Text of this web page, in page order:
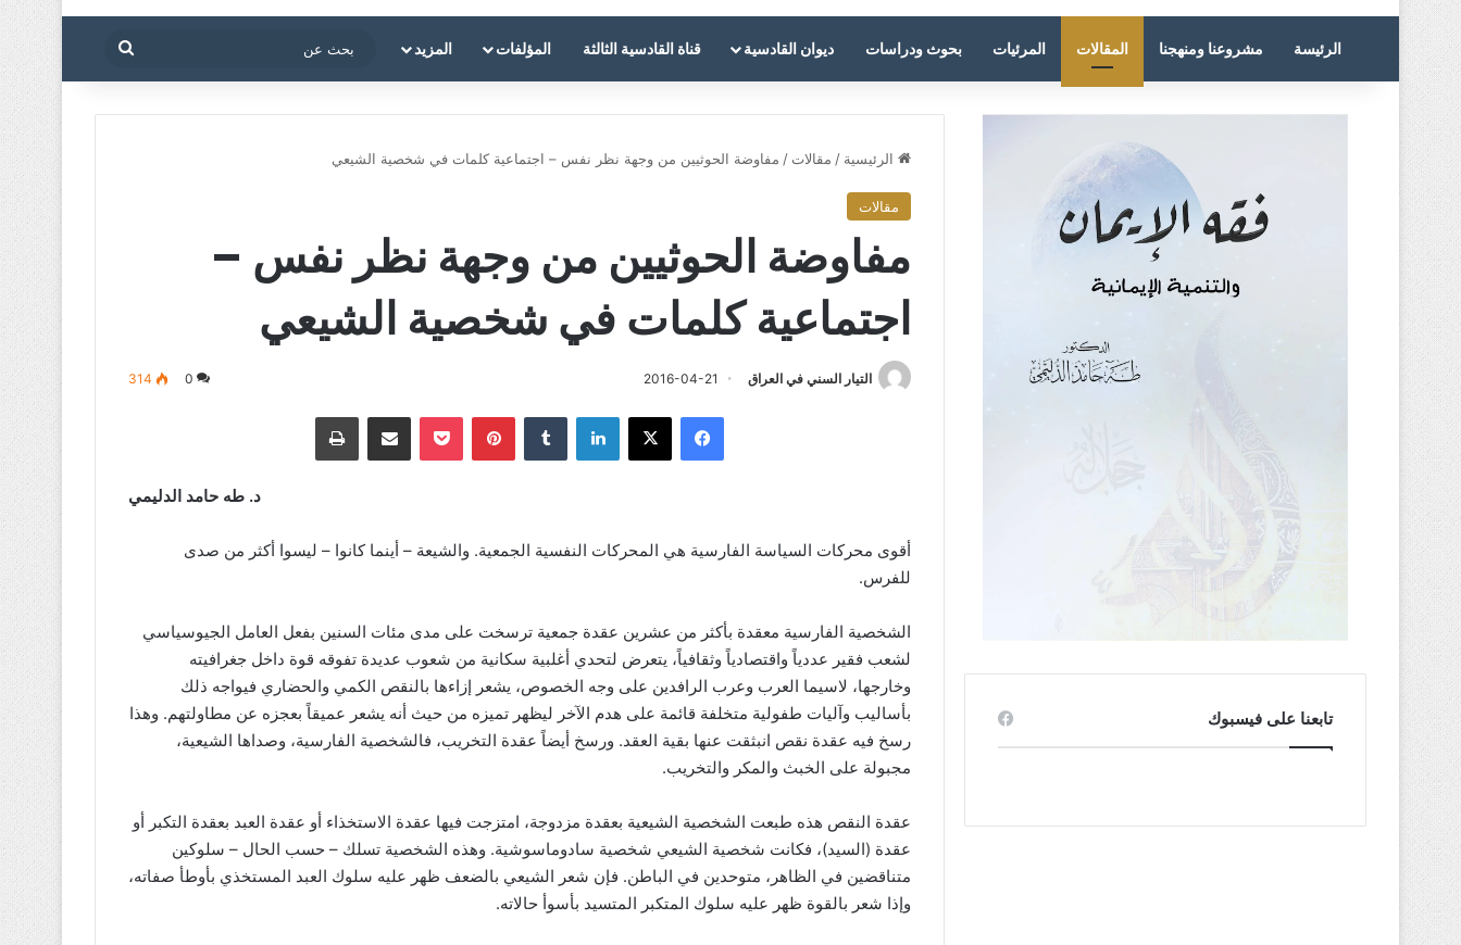
الرئيسة مشروعنا ومنهجنا المقالات المرئيات بحوث ودراسات ديوان القادسية قناة القادسية الثالثة المؤلفات المزيد
عن
الرئيسية / مقالات / مفاوضة الحوثيين من وجهة نظر نفس – اجتماعية كلمات في شخصية الشيعي
مقالات
مفاوضة الحوثيين من وجهة نظر نفس –
اجتماعية كلمات في شخصية الشيعي
التيار السني في العراق 2016-04-21
0
314
فيسبوك لينكدإن بينتيريست
د. طه حامد الدليمي
أقوى محركات السياسة الفارسية هي المحركات النفسية الجمعية. والشيعة – أينما كانوا – ليسوا أكثر من صدى
للفرس.
الشخصية الفارسية معقدة بأكثر من عشرين عقدة جمعية ترسخت على مدى مئات السنين بفعل العامل الجيوسياسي
لشعب فقير عددياً واقتصادياً وثقافياً، يتعرض لتحدي أغلبية سكانية من شعوب عديدة تفوقه قوة داخل جغرافيته
وخارجها، لاسيما العرب وعرب الرافدين على وجه الخصوص، يشعر إزاءها بالنقص الكمي والحضاري فيواجه ذلك
بأساليب وآليات طفولية متخلفة قائمة على هدم الآخر ليظهر تميزه من حيث أنه يشعر عميقاً بعجزه عن مطاولتهم. وهذا
رسخ فيه عقدة نقص انبثقت عنها بقية العقد. ورسخ أيضاً عقدة التخريب، فالشخصية الفارسية، وصداها الشيعية،
مجبولة على الخبث والمكر والتخريب.
عقدة النقص هذه طبعت الشخصية الشيعية بعقدة مزدوجة، امتزجت فيها عقدة الاستخذاء أو عقدة العبد بعقدة التكبر أو
عقدة (السيد)، فكانت شخصية الشيعي شخصية سادوماسوشية. وهذه الشخصية تسلك – حسب الحال – سلوكين
متناقضين في الظاهر، متوحدين في الباطن. فإن شعر الشيعي بالضعف ظهر عليه سلوك العبد المستخذي بأوطأ صفاته،
وإذا شعر بالقوة ظهر عليه سلوك المتكبر المتسيد بأسوأ حالاته.
تابعنا على فيسبوك